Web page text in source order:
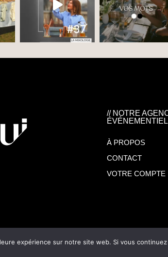
// NOTRE
À PROPOS
CONTACT
VOTRE COMPTE
2024 –Mentions légales–Politique de confidentialité
expérience sur notre site web. Si vous